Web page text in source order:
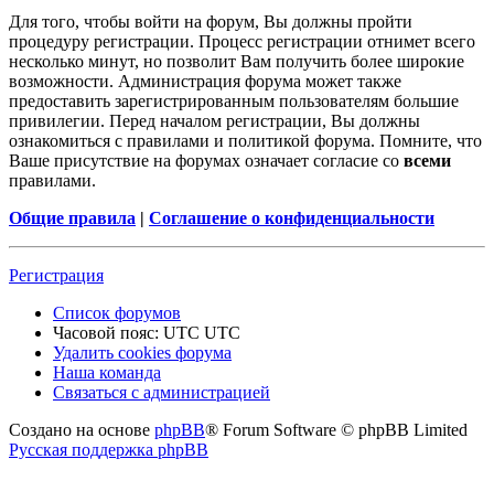
Для того, чтобы войти на форум, Вы должны пройти
процедуру регистрации. Процесс регистрации отнимет всего
несколько минут, но позволит Вам получить более широкие
возможности. Администрация форума может также
предоставить зарегистрированным пользователям большие
привилегии. Перед началом регистрации, Вы должны
ознакомиться с правилами и политикой форума. Помните, что
Ваше присутствие на форумах означает согласие со всеми
правилами.
Общие правила | Соглашение о конфиденциальности
Регистрация
Список форумов
Часовой пояс: UTC UTC
Удалить cookies форума
Наша команда
Связаться с администрацией
Создано на основе phpBB® Forum Software © phpBB Limited
Русская поддержка phpBB